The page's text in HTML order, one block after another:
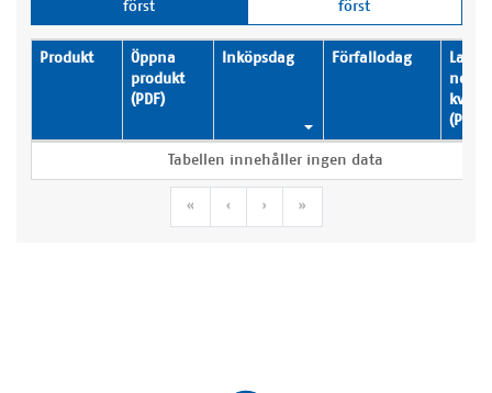
först
först
Produkt
Öppna
produkt
(PDF)
Inköpsdag Förfallodag
Ladda
ner
kvitto
(PDF)
Tabellen innehåller ingen data
«Första sidan
‹Föregående sida
›Nästa sida
»Sista sidan